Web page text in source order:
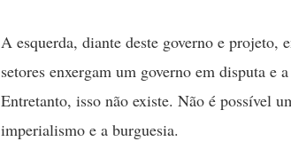
A esquerda, diante deste governo e projeto,
setores enxergam um governo em disputa e
Entretanto, isso não existe. Não é possível
imperialismo e a burguesia.